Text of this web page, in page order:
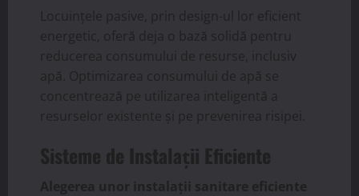
Locuințele pasive, prin design-ul lor eficient
energetic, oferă deja o bază solidă pentru
reducerea consumului de resurse, inclusiv
apă. Optimizarea consumului de apă se
concentrează pe utilizarea inteligentă a
resurselor existente și pe prevenirea risipei.
Sisteme de Instalații Eficiente
Alegerea unor instalații sanitare eficiente